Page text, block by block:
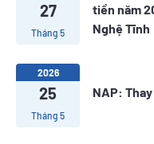
27
Tháng 5
tiền năm
Nghệ Tĩnh
2026
25
Tháng 5
NAP: